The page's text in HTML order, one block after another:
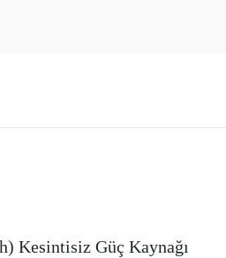
Kesintisiz Güç Kaynağı